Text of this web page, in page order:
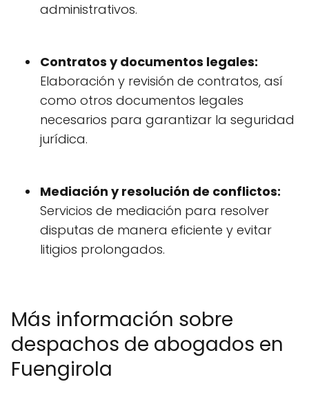
administrativos.
Contratos y documentos legales:
Elaboración y revisión de contratos, así
como otros documentos legales
necesarios para garantizar la seguridad
jurídica.
Mediación y resolución de conflictos:
Servicios de mediación para resolver
disputas de manera eficiente y evitar
litigios prolongados.
Más información sobre
despachos de abogados en
Fuengirola